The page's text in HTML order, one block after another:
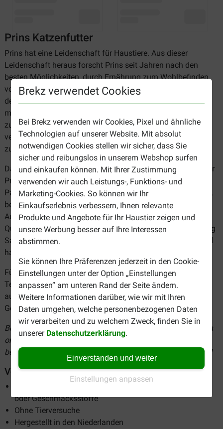
Brekz verwendet Cookies
Bei Brekz verwenden wir Cookies, Pixel und ähnliche
Technologien auf unserer Website. Mit absolut
notwendigen Cookies stellen wir sicher, dass Sie
sicher und reibungslos in unserem Webshop surfen
und einkaufen können. Mit Ihrer Zustimmung
verwenden wir auch Leistungs-, Funktions- und
Marketing-Cookies. So können wir Ihr
Einkaufserlebnis verbessern, Ihnen relevante
Produkte und Angebote für Ihr Haustier zeigen und
unsere Werbung besser auf Ihre Interessen
abstimmen.
Sie können Ihre Präferenzen jederzeit in den Cookie-
Einstellungen unter der Option „Einstellungen
anpassen“ am unteren Rand der Seite ändern.
Weitere Informationen darüber, wie wir mit Ihren
Daten umgehen, welche personenbezogenen Daten
wir verarbeiten und zu welchem Zweck, finden Sie in
unserer Datenschutzerklärung.
Einverstanden und weiter
Einstellungen anpassen
Prins Katzenfutter
Prins hat eine Leidenschaft für Haustiere. Aus dieser
Leidenschaft heraus forscht Prins seit Jahren nach den
besten Möglichkeiten, durch Ernährung zum Wohlbefinden
von Haustieren beizutragen. Der Ursprung von Prins liegt in
den Niederlanden. Das Familienunternehmen arbeitet seit
mehr als 50 Jahren daran, das bestmögliche Tierfutter
zusammenzustellen. Als Tierhalter können Sie sich darauf
verlassen, dassPrins Katzenfuttermit größter Sorgfalt
zusammengestellt wurde.
Das Rezept beginnt mit der Auswahl der besten Zutaten. Für
Prins Katzenfutter werden nur Produkte von zuverlässigen
Partnern verarbeitet. Die Zutaten werden sorgfältig getestet,
bevor sie für das Katzenfutter als geeignet erachtet werden.
Auch die Verpackung spielt eine Rolle bei der
Qualitätssicherung des Futters. Durch die Zugabe von wenig
Sauerstoff in die Packung bleibt das Futter lange frisch und
haltbar.
Für dieses Katzenfutter werden keine Versuchstiere zum
Testen der Nahrung verwendet. Sie können auch davon
ausgehen, dass alle Futtersorten frei von künstlichen Farb-,
Geruchs- und Geschmacksstoffen sind.
Bei Brekz können Sie Prins Katzenfutter schnell und einfach
online bestellen. Sehen Sie sich unser Sortiment an und
bestellen Sie Prins Katzenfutter zu den günstigsten Preisen!
Vorteile von Prins Katzenfutter
oder Geschmacksstoffe
Ohne Tierversuche
Hergestellt in den Niederlanden